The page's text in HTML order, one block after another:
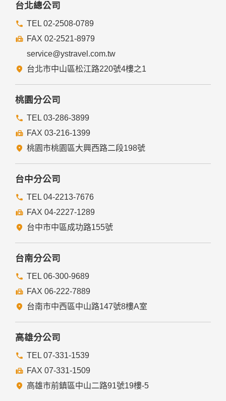
台北總公司
TEL 02-2508-0789
FAX 02-2521-8979
service@ystravel.com.tw
台北市中山區松江路220號4樓之1
桃園分公司
TEL 03-286-3899
FAX 03-216-1399
桃園市桃園區大興西路二段198號
台中分公司
TEL 04-2213-7676
FAX 04-2227-1289
台中市中區成功路155號
台南分公司
TEL 06-300-9689
FAX 06-222-7889
台南市中西區中山路147號8樓A室
高雄分公司
TEL 07-331-1539
FAX 07-331-1509
高雄市前鎮區中山二路91號19樓-5